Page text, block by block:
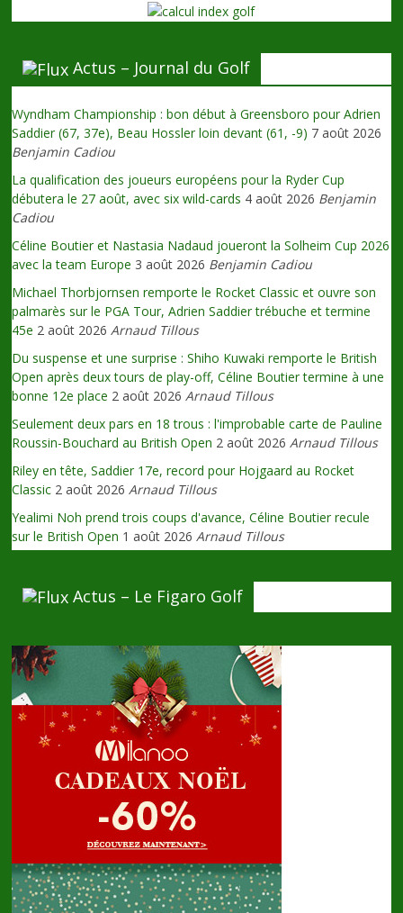
Actus – Journal du Golf
Wyndham Championship : bon début à Greensboro pour Adrien
Saddier (67, 37e), Beau Hossler loin devant (61, -9) 7 août 2026
Benjamin Cadiou
La qualification des joueurs européens pour la Ryder Cup
débutera le 27 août, avec six wild-cards 4 août 2026 Benjamin
Cadiou
Céline Boutier et Nastasia Nadaud joueront la Solheim Cup 2026
avec la team Europe 3 août 2026 Benjamin Cadiou
Michael Thorbjornsen remporte le Rocket Classic et ouvre son
palmarès sur le PGA Tour, Adrien Saddier trébuche et termine
45e 2 août 2026 Arnaud Tillous
Du suspense et une surprise : Shiho Kuwaki remporte le British
Open après deux tours de play-off, Céline Boutier termine à une
bonne 12e place 2 août 2026 Arnaud Tillous
Seulement deux pars en 18 trous : l'improbable carte de Pauline
Roussin-Bouchard au British Open 2 août 2026 Arnaud Tillous
Riley en tête, Saddier 17e, record pour Hojgaard au Rocket
Classic 2 août 2026 Arnaud Tillous
Yealimi Noh prend trois coups d'avance, Céline Boutier recule
sur le British Open 1 août 2026 Arnaud Tillous
Actus – Le Figaro Golf